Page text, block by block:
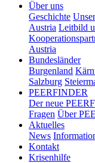
Über uns
Geschichte
Austria Leitbild
Austria
Bundesländer
Burgenland
Salzburg
PEERFINDER
Der neue
Fragen Über
Aktuelles
News
Kontakt
Krisenhilfe